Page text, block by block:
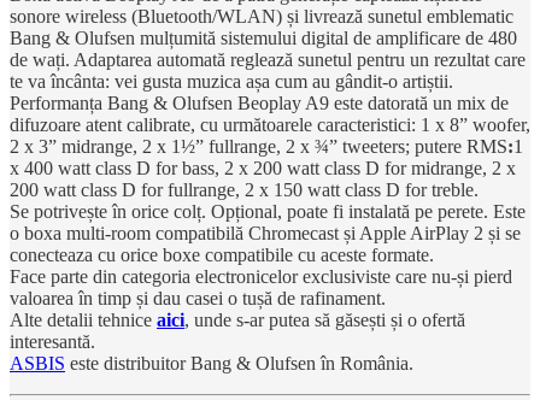
sonore wireless (Bluetooth/WLAN) și livrează sunetul emblematic
Bang & Olufsen mulțumită sistemului digital de amplificare de 480
de wați. Adaptarea automată reglează sunetul pentru un rezultat care
te va încânta: vei gusta muzica așa cum au gândit-o artiștii.
Performanța Bang & Olufsen Beoplay A9 este datorată un mix de
difuzoare atent calibrate, cu următoarele caracteristici: 1 x 8” woofer,
2 x 3” midrange, 2 x 1½” fullrange, 2 x ¾” tweeters; putere RMS:1
x 400 watt class D for bass, 2 x 200 watt class D for midrange, 2 x
200 watt class D for fullrange, 2 x 150 watt class D for treble.
Se potrivește în orice colț. Opțional, poate fi instalată pe perete. Este
o boxa multi-room compatibilă Chromecast și Apple AirPlay 2 și se
conecteaza cu orice boxe compatibile cu aceste formate.
Face parte din categoria electronicelor exclusiviste care nu-și pierd
valoarea în timp și dau casei o tușă de rafinament.
Alte detalii tehnice aici, unde s-ar putea să găsești și o ofertă
interesantă.
ASBIS este distribuitor Bang & Olufsen în România.